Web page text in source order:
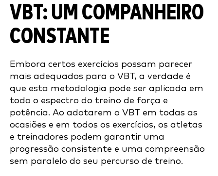
VBT: UM COMPANHEIRO
CONSTANTE
Embora certos exercícios possam parecer
mais adequados para o VBT, a verdade é
que esta metodologia pode ser aplicada em
todo o espectro do treino de força e
potência. Ao adotarem o VBT em todas as
ocasiões e em todos os exercícios, os atletas
e treinadores podem garantir uma
progressão consistente e uma compreensão
sem paralelo do seu percurso de treino.